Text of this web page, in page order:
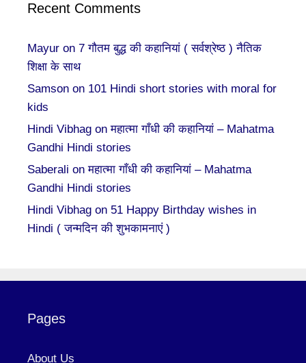
Recent Comments
Mayur on 7 गौतम बुद्ध की कहानियां ( सर्वश्रेष्ठ ) नैतिक
शिक्षा के साथ
Samson on 101 Hindi short stories with moral for
kids
Hindi Vibhag onमहात्मा गाँधी की कहानियां – Mahatma
Gandhi Hindi stories
Saberali onमहात्मा गाँधी की कहानियां – Mahatma
Gandhi Hindi stories
Hindi Vibhag on 51 Happy Birthday wishes in
Hindi ( जन्मदिन की शुभकामनाएं )
Pages
About Us